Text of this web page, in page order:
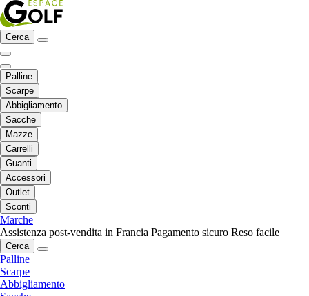
Cerca
Palline
Scarpe
Abbigliamento
Sacche
Mazze
Carrelli
Guanti
Accessori
Outlet
Sconti
Marche
Assistenza post-vendita in Francia Pagamento sicuro Reso facile
Cerca
Palline
Scarpe
Abbigliamento